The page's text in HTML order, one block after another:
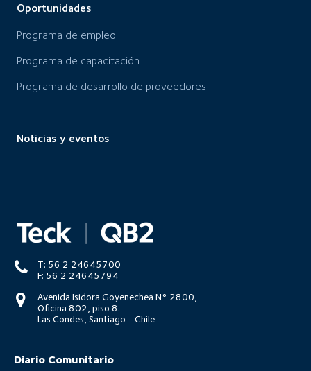
Oportunidades
Programa de empleo
Programa de capacitación
Programa de desarrollo de proveedores
Noticias y eventos
T: 56 2 24645700
F: 56 2 24645794
Avenida Isidora Goyenechea N° 2800,
Oficina 802, piso 8.
Las Condes, Santiago - Chile
Diario Comunitario